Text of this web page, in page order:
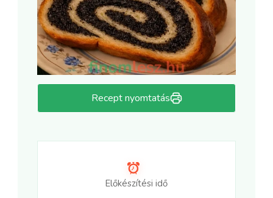
Recept nyomtatás
Előkészítési idő